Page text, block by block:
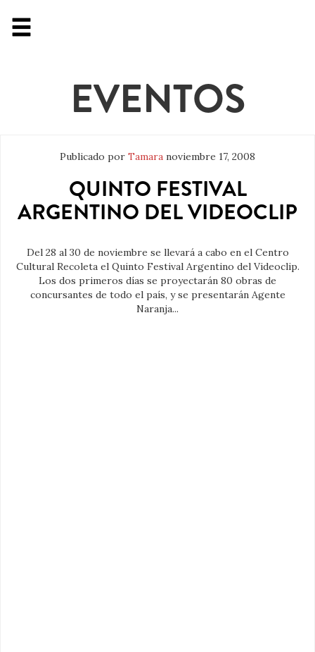
EVENTOS
Publicado por Tamara noviembre 17, 2008
QUINTO FESTIVAL
ARGENTINO DEL VIDEOCLIP
Del 28 al 30 de noviembre se llevará a cabo en el Centro
Cultural Recoleta el Quinto Festival Argentino del Videoclip.
Los dos primeros días se proyectarán 80 obras de
concursantes de todo el país, y se presentarán Agente
Naranja...